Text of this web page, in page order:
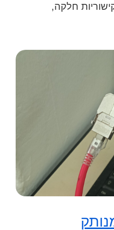
חלקה,